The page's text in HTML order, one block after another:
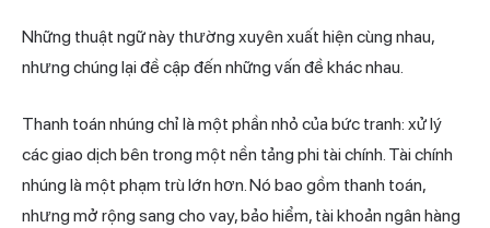
Những thuật ngữ này thường xuyên xuất hiện cùng nhau,
nhưng chúng lại đề cập đến những vấn đề khác nhau.
Thanh toán nhúng chỉ là một phần nhỏ của bức tranh: xử lý
các giao dịch bên trong một nền tảng phi tài chính. Tài chính
nhúng là một phạm trù lớn hơn. Nó bao gồm thanh toán,
nhưng mở rộng sang cho vay, bảo hiểm, tài khoản ngân hàng